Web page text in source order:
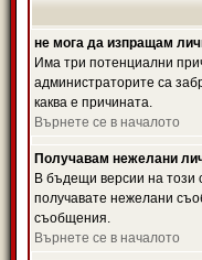
не мога да изпращам
Има три потенциални
администраторите са
каква е причината.
Върнете се в началото
Получавам нежелани
В бъдещи версии на този
получавате нежелани
съобщения.
Върнете се в началото